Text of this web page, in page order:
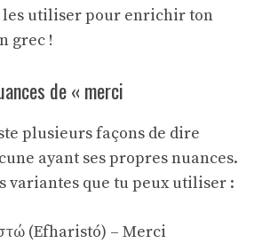
les utiliser pour enrichir ton
grec !
de « merci
plusieurs façons de dire
ayant ses propres nuances.
variantes que tu peux utiliser :
(Efharistó) – Merci